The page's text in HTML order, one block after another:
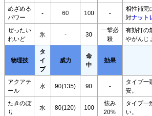
めざめる
パワー
- 60 100 -
相性補完
対ナット
ぜったい
れいど
氷 - 30
一撃必
殺
有効打の
やがんじ
物理技
タ
イ
プ
威力
命
中
効果
アクアテ
ール
水 90(135) 90 -
タイプ一
安。
たきのぼ
り
水 80(120) 100
怯み
20%
タイプ一
い。